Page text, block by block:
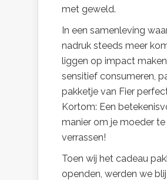
met geweld.
In een samenleving
nadruk steeds meer
liggen op impact
sensitief consumeren,
pakketje van Fier
Kortom: Een
manier om je moeder te
verrassen!
Toen wij het cadeau
openden, werden we